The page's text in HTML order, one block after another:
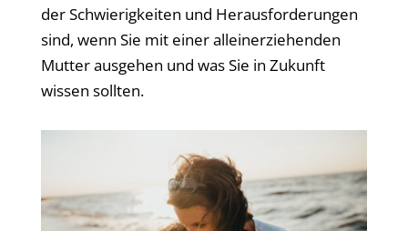
der Schwierigkeiten und Herausforderungen
sind, wenn Sie mit einer alleinerziehenden
Mutter ausgehen und was Sie in Zukunft
wissen sollten.